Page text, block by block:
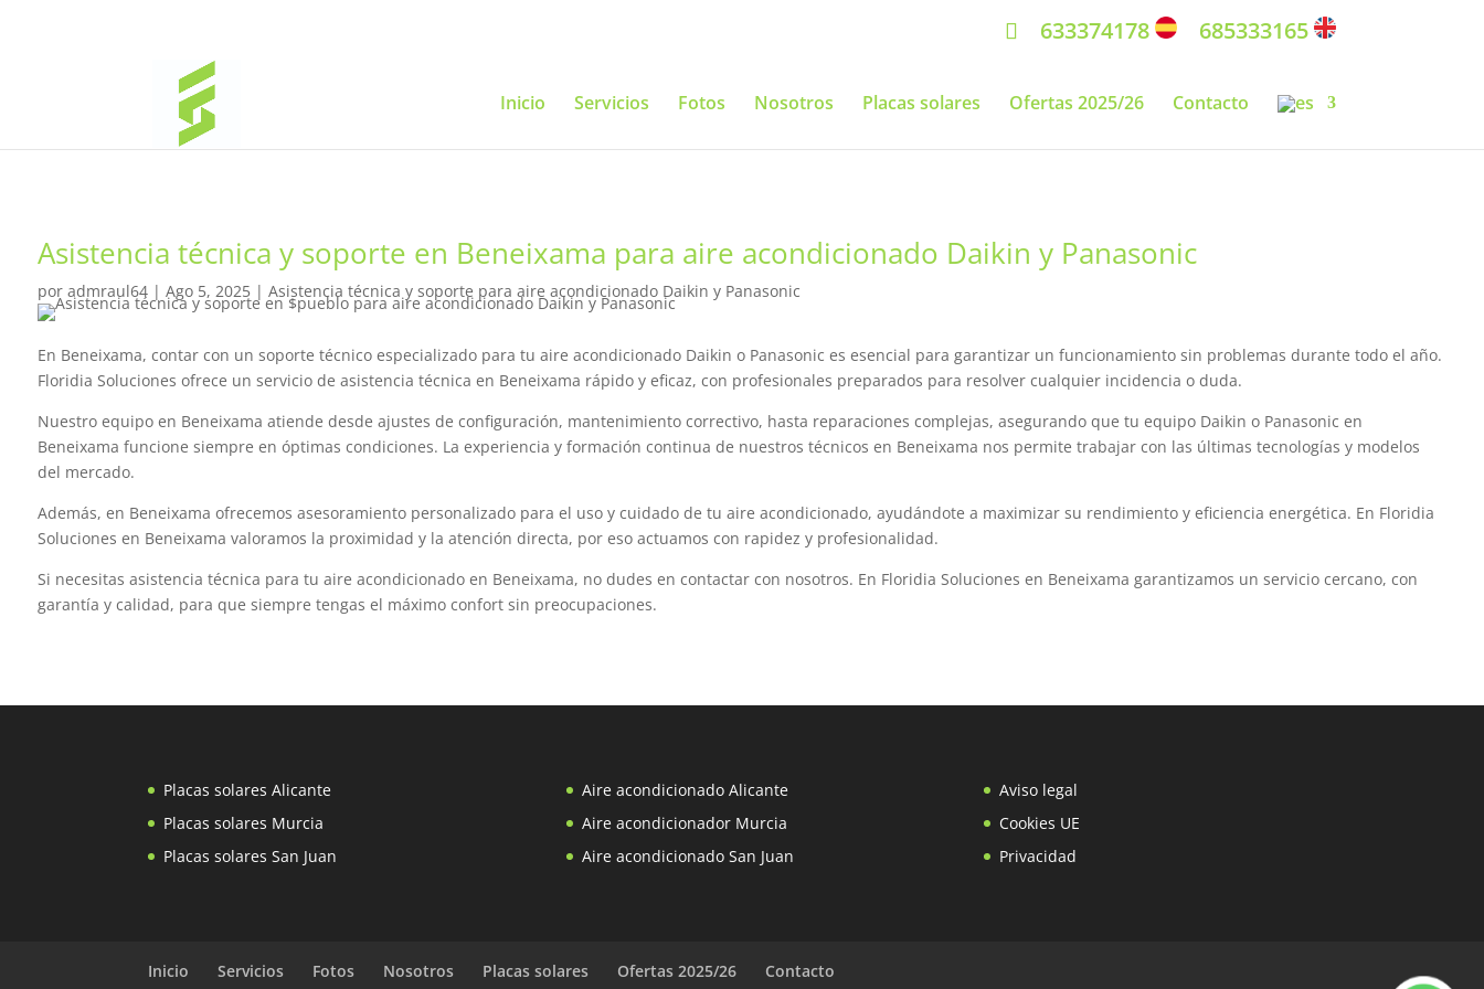
633374178 685333165
Inicio Servicios Fotos Nosotros Placas solares Ofertas 2025/26 Contacto
Asistencia técnica y soporte en Beneixama para aire acondicionado Daikin y Panasonic
por admraul64| Ago 5, 2025| Asistencia técnica y soporte para aire acondicionado Daikin y Panasonic
En Beneixama, contar con un soporte técnico especializado para tu aire acondicionado Daikin o Panasonic es esencial para garantizar un funcionamiento sin problemas durante todo el año.
Floridia Soluciones ofrece un servicio de asistencia técnica en Beneixama rápido y eficaz, con profesionales preparados para resolver cualquier incidencia o duda.
Nuestro equipo en Beneixama atiende desde ajustes de configuración, mantenimiento correctivo, hasta reparaciones complejas, asegurando que tu equipo Daikin o Panasonic en
Beneixama funcione siempre en óptimas condiciones. La experiencia y formación continua de nuestros técnicos en Beneixama nos permite trabajar con las últimas tecnologías y modelos
del mercado.
Además, en Beneixama ofrecemos asesoramiento personalizado para el uso y cuidado de tu aire acondicionado, ayudándote a maximizar su rendimiento y eficiencia energética. En Floridia
Soluciones en Beneixama valoramos la proximidad y la atención directa, por eso actuamos con rapidez y profesionalidad.
Si necesitas asistencia técnica para tu aire acondicionado en Beneixama, no dudes en contactar con nosotros. En Floridia Soluciones en Beneixama garantizamos un servicio cercano, con
garantía y calidad, para que siempre tengas el máximo confort sin preocupaciones.
Placas solares Alicante
Placas solares Murcia
Placas solares San Juan
Aire acondicionado Alicante
Aire acondicionador Murcia
Aire acondicionado San Juan
Aviso legal
Cookies UE
Privacidad
Inicio Servicios Fotos Nosotros Placas solares Ofertas 2025/26 Contacto